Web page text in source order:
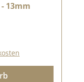
13mm